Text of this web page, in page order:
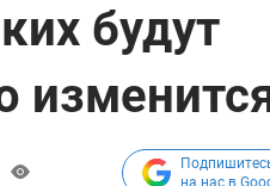
будут
на нас в